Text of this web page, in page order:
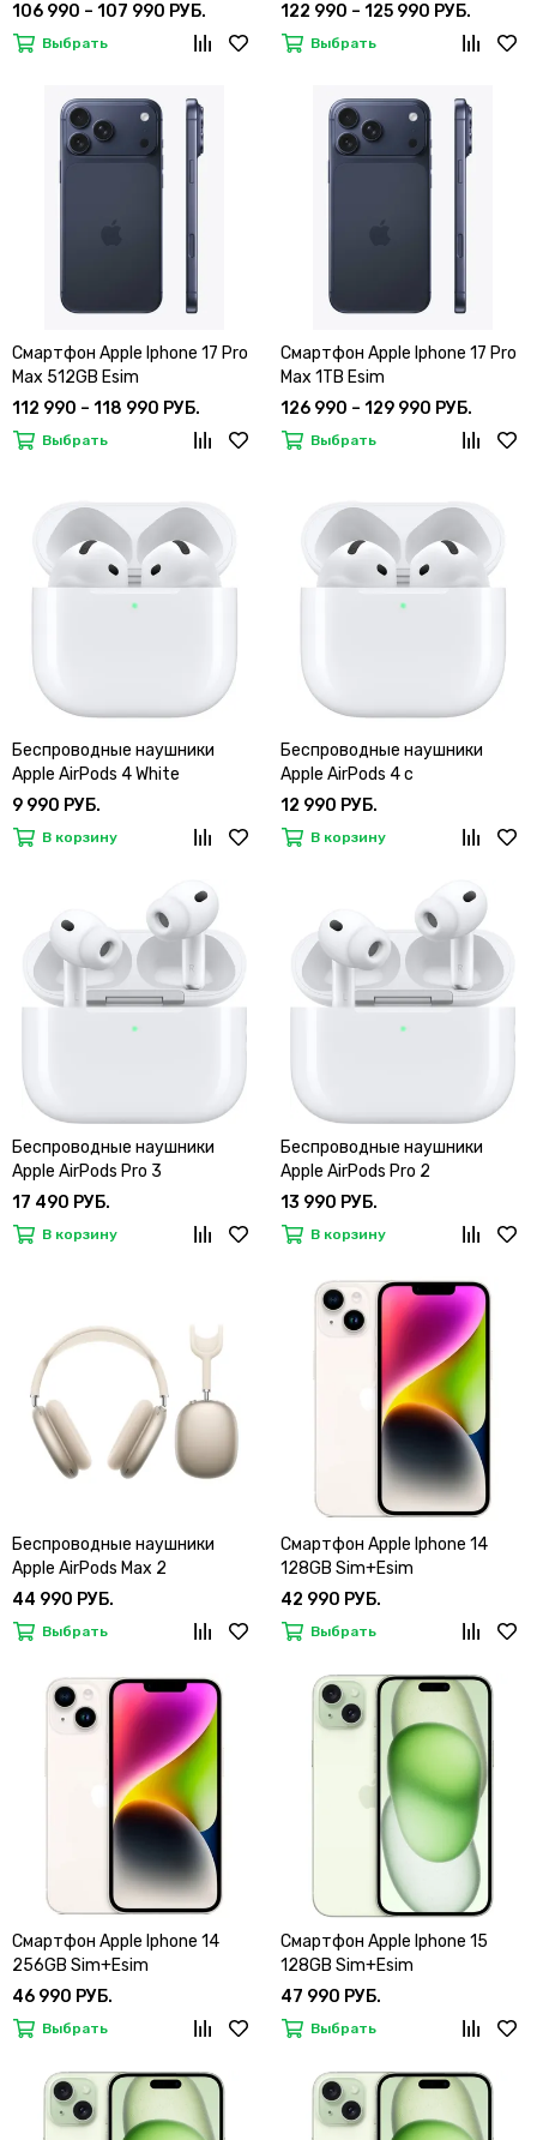
106 990 – 107 990 РУБ.
Выбрать
122 990 – 125 990 РУБ.
Выбрать
Смартфон Apple Iphone 17 Pro
Max 512GB Esim
112 990 – 118 990 РУБ.
Выбрать
Смартфон Apple Iphone 17 Pro
Max 1TB Esim
126 990 – 129 990 РУБ.
Выбрать
Беспроводные наушники
Apple AirPods 4 White
9 990 РУБ.
В корзину
Беспроводные наушники
Apple AirPods 4 с
шумоподавлением (ANC)
12 990 РУБ.
В корзину
Беспроводные наушники
Apple AirPods Pro 3
17 490 РУБ.
В корзину
Беспроводные наушники
Apple AirPods Pro 2
13 990 РУБ.
В корзину
Беспроводные наушники
Apple AirPods Max 2
44 990 РУБ.
Выбрать
Смартфон Apple Iphone 14
128GB Sim+Esim
42 990 РУБ.
Выбрать
Смартфон Apple Iphone 14
256GB Sim+Esim
46 990 РУБ.
Выбрать
Смартфон Apple Iphone 15
128GB Sim+Esim
47 990 РУБ.
Выбрать